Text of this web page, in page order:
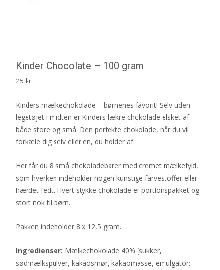
Kinder Chocolate – 100 gram
25 kr.
Kinders mælkechokolade – børnenes favorit! Selv uden
legetøjet i midten er Kinders lækre chokolade elsket af
både store og små. Den perfekte chokolade, når du vil
forkæle dig selv eller en, du holder af.
Her får du 8 små chokoladebarer med cremet mælkefyld,
som hverken indeholder nogen kunstige farvestoffer eller
hærdet fedt. Hvert stykke chokolade er portionspakket og
stort nok til børn.
Pakken indeholder 8 x 12,5 gram.
Ingredienser: Mælkechokolade 40% (sukker,
sødmælkspulver, kakaosmør, kakaomasse, emulgator: